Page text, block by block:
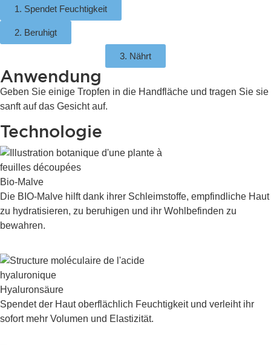
1. Spendet Feuchtigkeit
2. Beruhigt
3. Nährt
Anwendung
Geben Sie einige Tropfen in die Handfläche und tragen Sie sie
sanft auf das Gesicht auf.
Technologie
Bio-Malve
Die BIO-Malve hilft dank ihrer Schleimstoffe, empfindliche Haut
zu hydratisieren, zu beruhigen und ihr Wohlbefinden zu
bewahren.
Hyaluronsäure
Spendet der Haut oberflächlich Feuchtigkeit und verleiht ihr
sofort mehr Volumen und Elastizität.